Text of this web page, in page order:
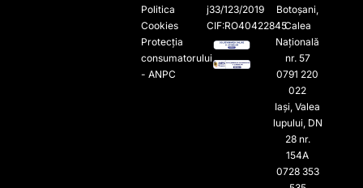
Politica
Cookies
Protecția
consumatorului
- ANPC
j33/123/2019
CIF:RO40422845
Botoșani,
Calea
Națională
nr. 57
0791 220
022​
Iași, Valea
lupului, DN
28 nr.
154A
0728 353